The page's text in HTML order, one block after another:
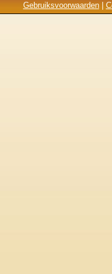
Gebruiksvoorwaarden|